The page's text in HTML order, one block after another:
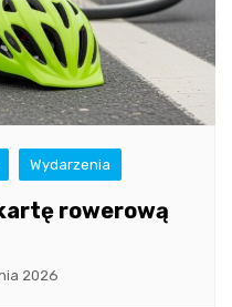
Wydarzenia
rowerową
2026